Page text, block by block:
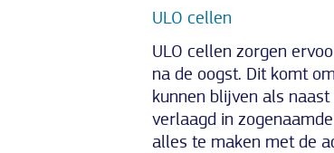
ULO cellen
ULO cellen zorgen
na de oogst. Dit komt
kunnen blijven als
verlaagd in
alles te maken met de